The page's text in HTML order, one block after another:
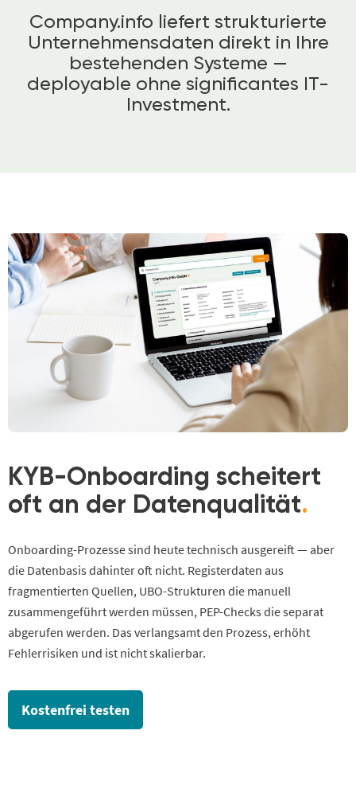
Company.info liefert strukturierte
Unternehmensdaten direkt in Ihre
bestehenden Systeme —
deployable ohne significantes IT-
Investment.
KYB-Onboarding scheitert
oft an der Datenqualität.
Onboarding-Prozesse sind heute technisch ausgereift — aber
die Datenbasis dahinter oft nicht. Registerdaten aus
fragmentierten Quellen, UBO-Strukturen die manuell
zusammengeführt werden müssen, PEP-Checks die separat
abgerufen werden. Das verlangsamt den Prozess, erhöht
Fehlerrisiken und ist nicht skalierbar.
Kostenfrei testen